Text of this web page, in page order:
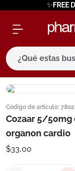
✨FREE
¿Qué estas
Código de artículo:
Cozaar 5/
organon cardio
$33,00
términos
1. eucerin